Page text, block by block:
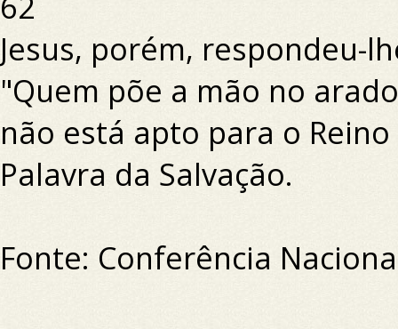
Jesus, porém, respondeu-
"Quem põe a mão no
não está apto para o
Palavra da Salvação.
Fonte: Conferência